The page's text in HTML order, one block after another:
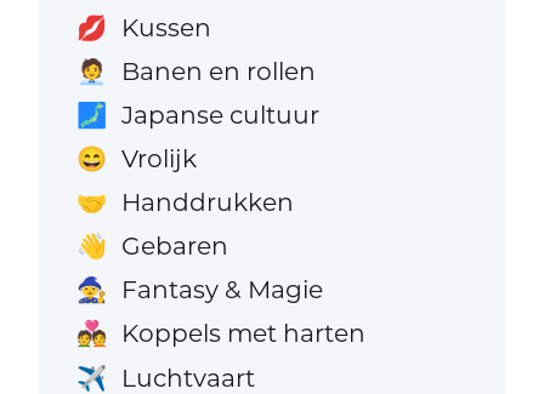
💋 Kussen
🧑‍💼 Banen en rollen
🗾 Japanse cultuur
😄 Vrolijk
🤝 Handdrukken
👋 Gebaren
🧙 Fantasy & Magie
💑 Koppels met harten
✈️ Luchtvaart